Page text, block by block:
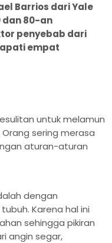
Barrios dari Yale
dan 80-an
penyebab dari
empat
untuk melamun
sering merasa
aturan-aturan
dengan
Karena hal ini
sehingga pikiran
angin segar,